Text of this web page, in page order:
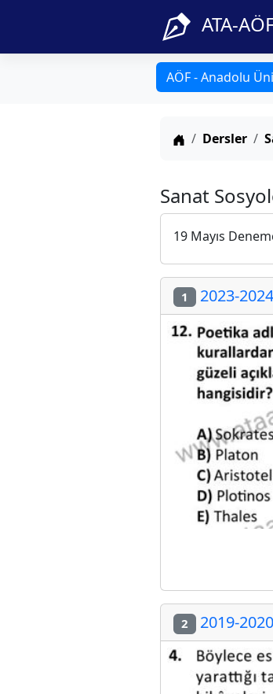
ATA-
AÖF - Anadolu
Anasayfa
Dersler
Sanat
19 Mayıs
1 2023-
2 2019-